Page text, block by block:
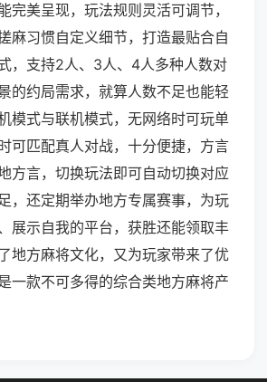
完美呈现，玩法规则灵活可调节，
麻习惯自定义细节，打造最贴合自
，支持2人、3人、4人多种人数对
的约局需求，就算人数不足也能轻
模式与联机模式，无网络时可玩单
可匹配真人对战，十分便捷，方言
方言，切换玩法即可自动切换对应
，还定期举办地方专属赛事，为玩
展示自我的平台，获胜还能领取丰
地方麻将文化，又为玩家带来了优
一款不可多得的综合类地方麻将产